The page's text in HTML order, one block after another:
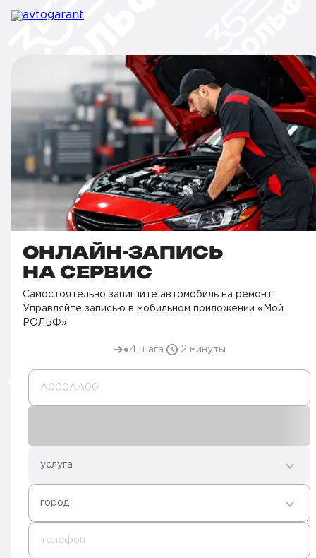
ОНЛАЙН-ЗАПИСЬ
НА СЕРВИС
Самостоятельно запишите автомобиль на ремонт.
Управляйте записью в мобильном приложении «Мой
РОЛЬФ»
4 шага 2 минуты
А000AA00
услуга
город
телефон